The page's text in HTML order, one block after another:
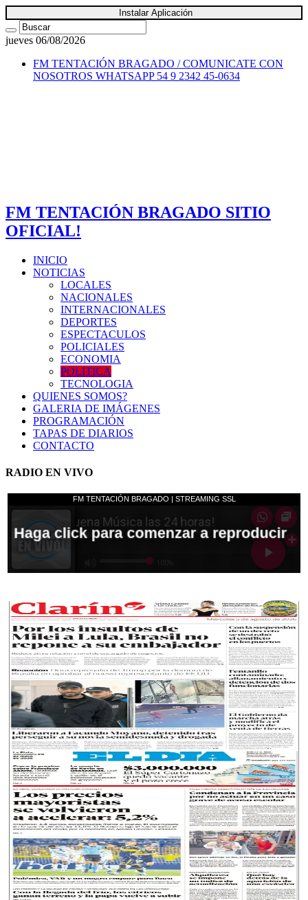
Instalar Aplicación
jueves 06/08/2026
FM TENTACIÓN BRAGADO / COMUNICATE CON
NOSOTROS WHATSAPP 54 9 2342 45-0634
FM TENTACIÓN BRAGADO SITIO
OFICIAL!
INICIO
NOTICIAS
LOCALES
NACIONALES
INTERNACIONALES
DEPORTES
ESPECTACULOS
POLICIALES
ECONOMIA
POLITICA
TECNOLOGIA
QUIENES SOMOS?
GALERIA DE IMÁGENES
PROGRAMACIÓN
TAPAS DE DIARIOS
CONTACTO
RADIO EN VIVO